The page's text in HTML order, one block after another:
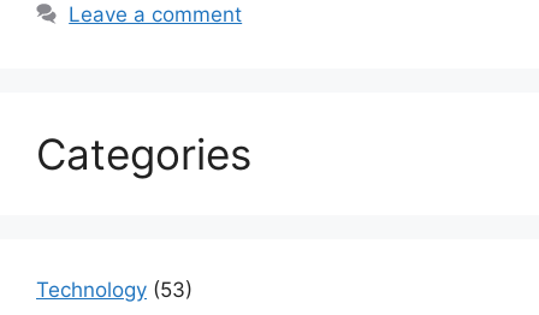
Leave a comment
Categories
Technology (53)